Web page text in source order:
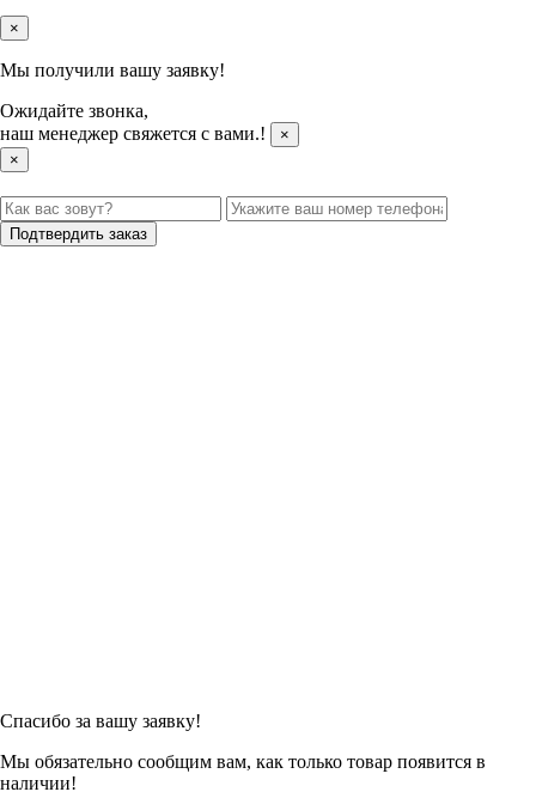
×
Мы получили вашу заявку!
Ожидайте звонка,
наш менеджер свяжется с вами.!
×
×
Подтвердить заказ
Спасибо за вашу заявку!
Мы обязательно сообщим вам, как только товар появится в
наличии!